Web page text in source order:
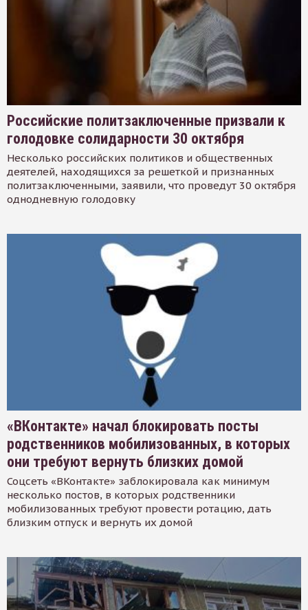
Российские политзаключенные призвали к
голодовке солидарности 30 октября
Несколько российских политиков и общественных
деятелей, находящихся за решеткой и признанных
политзаключенными, заявили, что проведут 30 октября
однодневную голодовку
«ВКонтакте» начал блокировать посты
родственников мобилизованных, в которых
они требуют вернуть близких домой
Соцсеть «ВКонтакте» заблокировала как минимум
несколько постов, в которых родственники
мобилизованных требуют провести ротацию, дать
близким отпуск и вернуть их домой